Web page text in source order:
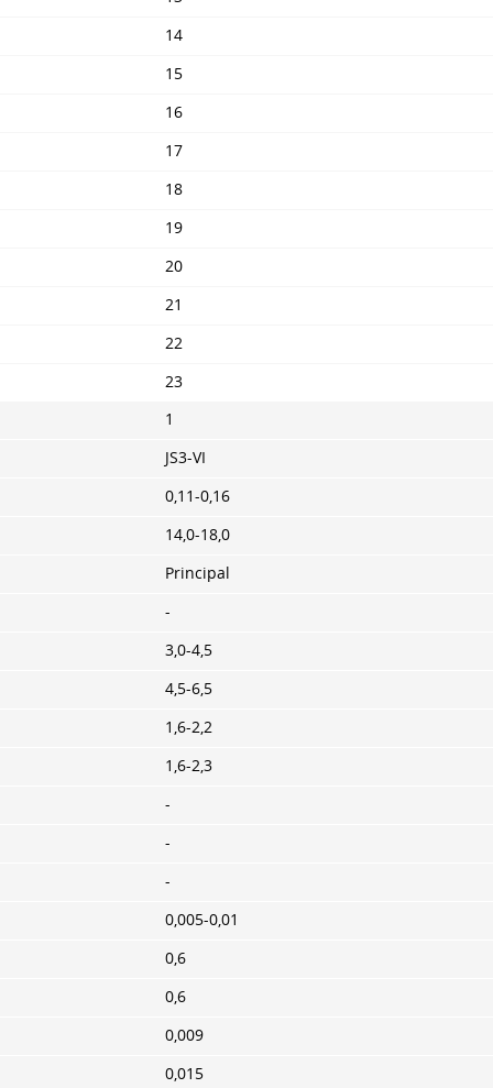
14
15
16
17
18
19
20
21
22
23
1
JS3-VI
0,11-0,16
14,0-18,0
Principal
-
3,0-4,5
4,5-6,5
1,6-2,2
1,6-2,3
-
-
-
0,005-0,01
0,6
0,6
0,009
0,015